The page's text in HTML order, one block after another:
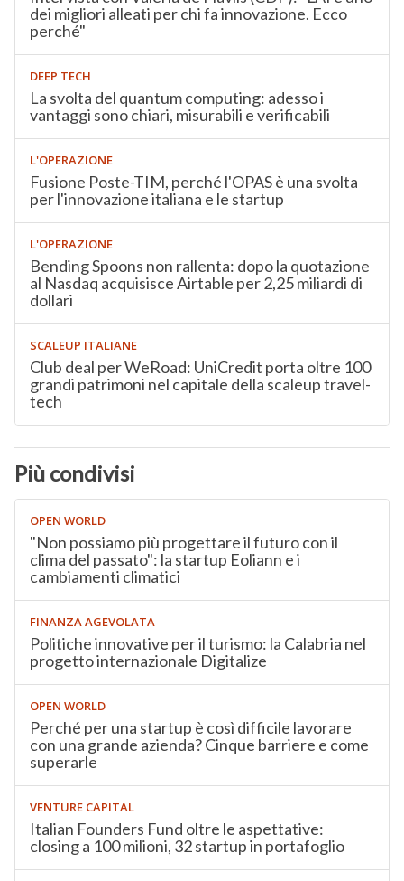
dei migliori alleati per chi fa innovazione. Ecco
perché"
DEEP TECH
La svolta del quantum computing: adesso i
vantaggi sono chiari, misurabili e verificabili
L'OPERAZIONE
Fusione Poste-TIM, perché l'OPAS è una svolta
per l'innovazione italiana e le startup
L'OPERAZIONE
Bending Spoons non rallenta: dopo la quotazione
al Nasdaq acquisisce Airtable per 2,25 miliardi di
dollari
SCALEUP ITALIANE
Club deal per WeRoad: UniCredit porta oltre 100
grandi patrimoni nel capitale della scaleup travel-
tech
Più condivisi
OPEN WORLD
"Non possiamo più progettare il futuro con il
clima del passato": la startup Eoliann e i
cambiamenti climatici
FINANZA AGEVOLATA
Politiche innovative per il turismo: la Calabria nel
progetto internazionale Digitalize
OPEN WORLD
Perché per una startup è così difficile lavorare
con una grande azienda? Cinque barriere e come
superarle
VENTURE CAPITAL
Italian Founders Fund oltre le aspettative:
closing a 100 milioni, 32 startup in portafoglio